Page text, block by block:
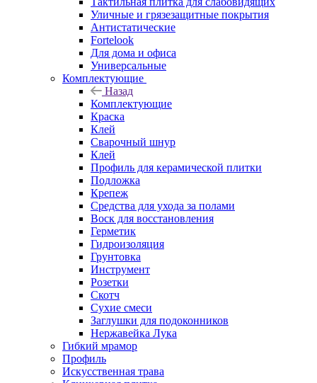
Уличные и грязезащитные покрытия
Антистатические
Fortelook
Для дома и офиса
Универсальные
Комплектующие
Назад
Комплектующие
Краска
Клей
Сварочный шнур
Клей
Профиль для керамической плитки
Подложка
Крепеж
Средства для ухода за полами
Воск для восстановления
Герметик
Гидроизоляция
Грунтовка
Инструмент
Розетки
Скотч
Сухие смеси
Заглушки для подоконников
Нержавейка Лука
Гибкий мрамор
Профиль
Искусственная трава